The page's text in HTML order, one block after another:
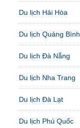
Du lịch Hải Hòa
Du lịch Quảng Bình
Du lịch Đà Nẵng
Du lịch Nha Trang
Du lịch Đà Lạt
Du lịch Phú Quốc